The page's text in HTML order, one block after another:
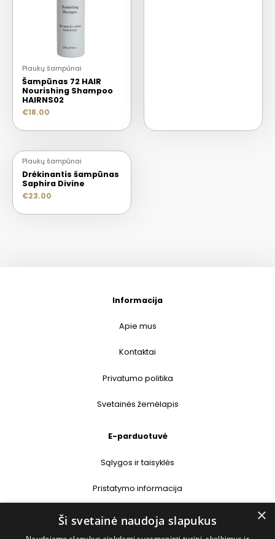
Plaukų šampūnai
Šampūnas 72 HAIR
Nourishing Shampoo
HAIRNS02
€18.00
IŠPARDUOTA
Plaukų šampūnai
Drėkinantis šampūnas
Saphira Divine
€23.00
Informacija
Apie mus
Kontaktai
Privatumo politika
Svetainės žemėlapis
E-parduotuvė
Sąlygos ir taisyklės
Pristatymo informacija
Prekių grąžinimas ×
Ši svetainė naudoja slapukus